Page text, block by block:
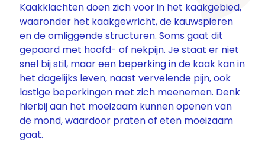
Kaakklachten doen zich voor in het kaakgebied,
waaronder het kaakgewricht, de kauwspieren
en de omliggende structuren. Soms gaat dit
gepaard met hoofd- of nekpijn. Je staat er niet
snel bij stil, maar een beperking in de kaak kan in
het dagelijks leven, naast vervelende pijn, ook
lastige beperkingen met zich meenemen. Denk
hierbij aan het moeizaam kunnen openen van
de mond, waardoor praten of eten moeizaam
gaat.